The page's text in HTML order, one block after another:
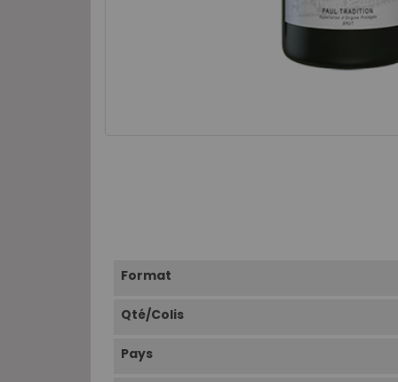
Format
Qté/Colis
Pays